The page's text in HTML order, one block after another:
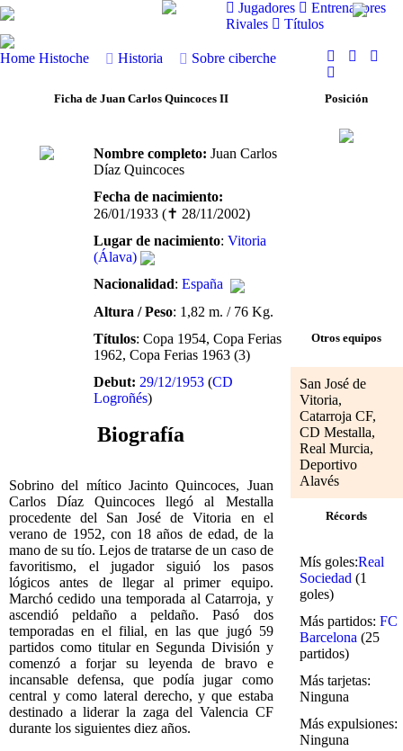
Jugadores
Entrenadores
Rivales
Títulos
Home Histoche Historia Sobre ciberche
Ficha de Juan Carlos Quincoces II
Nombre completo: Juan Carlos
Díaz Quincoces
Fecha de nacimiento:
26/01/1933 (✝ 28/11/2002)
Lugar de nacimiento:Vitoria
(Álava)
Nacionalidad:España
Altura / Peso: 1,82 m. / 76 Kg.
Títulos: Copa 1954, Copa Ferias
1962, Copa Ferias 1963 (3)
Debut: 29/12/1953 (CD
Logroñés)
Biografía
Sobrino del mítico Jacinto Quincoces, Juan
Carlos Díaz Quincoces llegó al Mestalla
procedente del San José de Vitoria en el
verano de 1952, con 18 años de edad, de la
mano de su tío. Lejos de tratarse de un caso de
favoritismo, el jugador siguió los pasos
lógicos antes de llegar al primer equipo.
Marchó cedido una temporada al Catarroja, y
ascendió peldaño a peldaño. Pasó dos
temporadas en el filial, en las que jugó 59
partidos como titular en Segunda División y
comenzó a forjar su leyenda de bravo e
incansable defensa, que podía jugar como
central y como lateral derecho, y que estaba
destinado a liderar la zaga del Valencia CF
durante los siguientes diez años.
Posición
Otros equipos
San José de
Vitoria,
Catarroja CF,
CD Mestalla,
Real Murcia,
Deportivo
Alavés
Récords
Mís goles:Real
Sociedad (1
goles)
Más partidos: FC
Barcelona (25
partidos)
Más tarjetas:
Ninguna
Más expulsiones:
Ninguna